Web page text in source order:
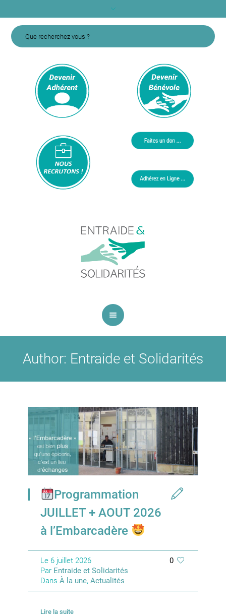
Author: Entraide et Solidarités
Programmation
JUILLET + AOUT 2026
à l’Embarcadère
0
Le 6 juillet 2026
Par Entraide et Solidarités
Dans À la une, Actualités
Lire la suite